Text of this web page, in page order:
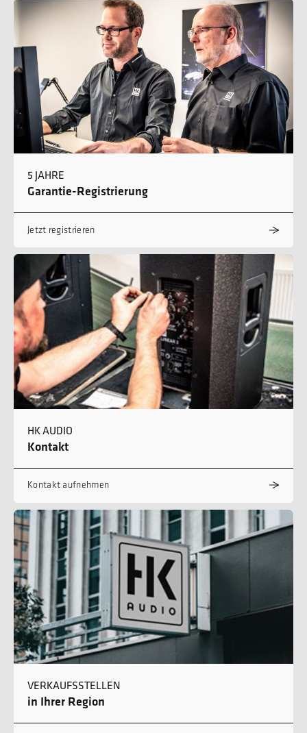
5 JAHRE
Garantie-Registrierung
Jetzt registrieren
HK AUDIO
Kontakt
Kontakt aufnehmen
VERKAUFSSTELLEN
in Ihrer Region